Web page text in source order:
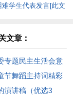
难学生代表发言[此文
文章：
专题民主生活会意
篇)[此文共1866字]
节舞蹈主持词精彩
字]
演讲稿（优选3